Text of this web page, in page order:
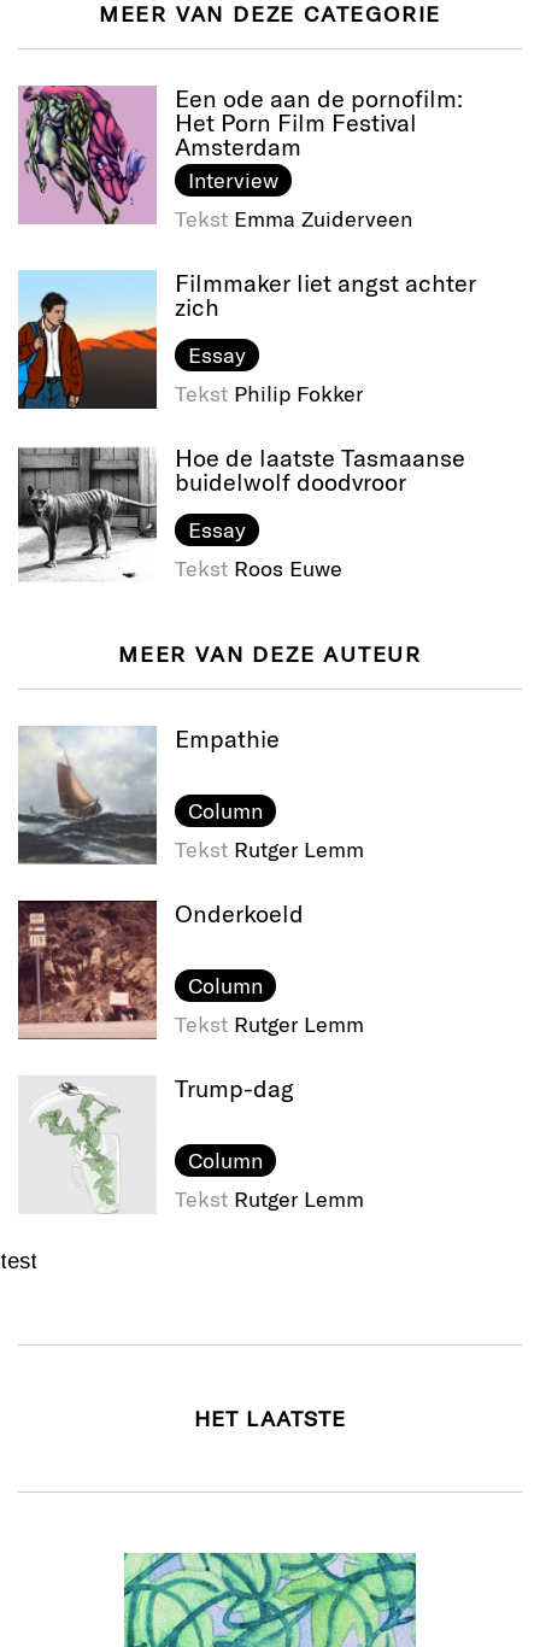
MEER VAN DEZE CATEGORIE
Een ode aan de pornofilm:
Het Porn Film Festival
Amsterdam
Interview
Tekst Emma Zuiderveen
Filmmaker liet angst achter
zich
Essay
Tekst Philip Fokker
Hoe de laatste Tasmaanse
buidelwolf doodvroor
Essay
Tekst Roos Euwe
MEER VAN DEZE AUTEUR
Empathie
Column
Tekst Rutger Lemm
Onderkoeld
Column
Tekst Rutger Lemm
Trump-dag
Column
Tekst Rutger Lemm
test
HET LAATSTE